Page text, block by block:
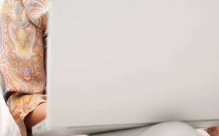
từ dòng vốn ETF (tuần tốt nhất kể từ tháng 4 với 1 tỷ USD)
trước khi gia tăng vị thế.
Xem chi tiết các bài viết đầy đủ tại dòng thời gian của Vlike.vn!
#whalealertbtc
#brazilcryptoregulation